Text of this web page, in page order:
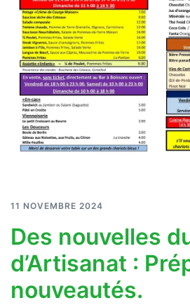
11 NOVEMBRE 2024
Des nouvelles
d’Artisanat :
nouveautés.